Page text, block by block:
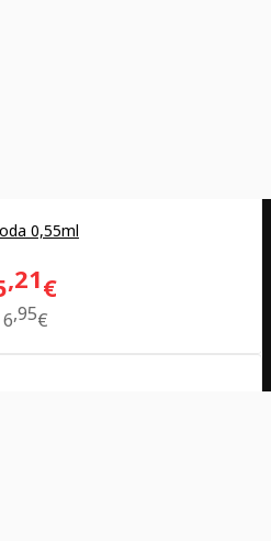
0,55ml
21€
6 95€